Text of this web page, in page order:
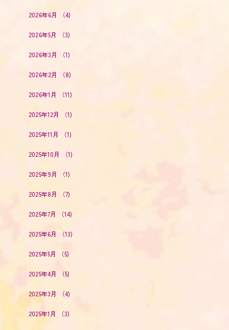
2026年6月 （4)
2026年5月 （3)
2026年3月 （1)
2026年2月 （8)
2026年1月 （11)
2025年12月 （1)
2025年11月 （1)
2025年10月 （1)
2025年9月 （1)
2025年8月 （7)
2025年7月 （14)
2025年6月 （13)
2025年5月 （5)
2025年4月 （5)
2025年3月 （4)
2025年1月 （3)